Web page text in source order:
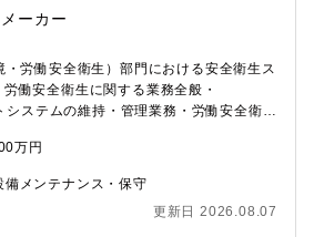
サルエコロジ―グループの一員となりま
からご依頼を頂き、2017年設立と若い会
ループ企業とのシナジーを発揮して、電
の向上を図っていきます。・脱炭素社会
組みが進むことにより、電気設備の数は
ける想定です。
ーカー
労働安全衛生）部門における安全衛生ス
働安全衛生に関する業務全般・
システムの維持・管理業務・労働安全衛生
対する安全作業指導業務
万円
備メンテナンス・保守
更新日 2026.08.07